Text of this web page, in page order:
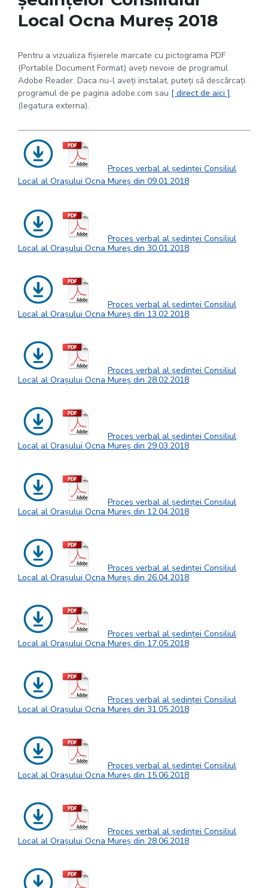
Local Ocna Mureș 2018
Pentru a vizualiza fișierele marcate cu pictograma PDF
(Portable Document Format) aveți nevoie de programul
Adobe Reader. Daca nu-l aveți instalat, puteți să descărcați
programul de pe pagina adobe.com sau [ direct de aici ]
(legatura externa).
Proces verbal al ședinței Consiliul
Local al Orașului Ocna Mureș din 09.01.2018
Proces verbal al ședinței Consiliul
Local al Orașului Ocna Mureș din 30.01.2018
Proces verbal al ședinței Consiliul
Local al Orașului Ocna Mureș din 13.02.2018
Proces verbal al ședinței Consiliul
Local al Orașului Ocna Mureș din 28.02.2018
Proces verbal al ședinței Consiliul
Local al Orașului Ocna Mureș din 29.03.2018
Proces verbal al ședinței Consiliul
Local al Orașului Ocna Mureș din 12.04.2018
Proces verbal al ședinței Consiliul
Local al Orașului Ocna Mureș din 26.04.2018
Proces verbal al ședinței Consiliul
Local al Orașului Ocna Mureș din 17.05.2018
Proces verbal al ședinței Consiliul
Local al Orașului Ocna Mureș din 31.05.2018
Proces verbal al ședinței Consiliul
Local al Orașului Ocna Mureș din 15.06.2018
Proces verbal al ședinței Consiliul
Local al Orașului Ocna Mureș din 28.06.2018